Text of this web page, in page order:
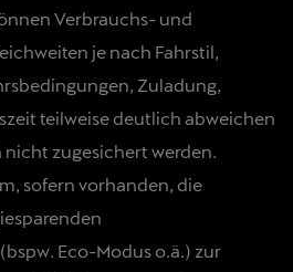
Verbrauchs- und
je nach Fahrstil,
Zuladung,
teilweise deutlich abweichen
zugesichert werden.
sofern vorhanden, die
Eco-Modus o.ä.) zur